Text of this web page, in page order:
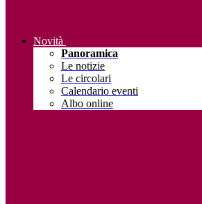
Novità
Panoramica
Le notizie
Le circolari
Calendario eventi
Albo online